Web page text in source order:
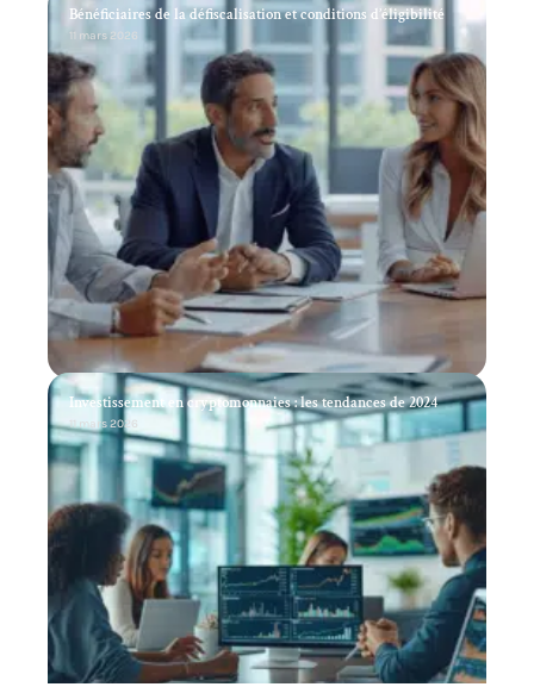
Bénéficiaires de la défiscalisation et conditions d’éligibilité
11 mars 2026
Investissement en cryptomonnaies : les tendances de 2024
11 mars 2026